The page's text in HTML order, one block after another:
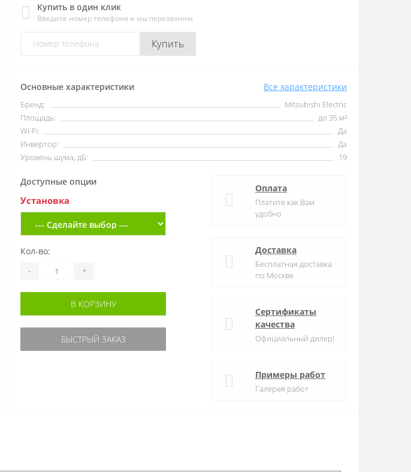
Купить в один клик
Введите номер телефона и мы перезвоним
Купить
Основные характеристики Все характеристики
Бренд:
Mitsubishi Electric
Площадь:
до 35 м²
Wi-Fi:
Да
Инвертор:
Да
Уровень шума, дБ:
19
Доступные опции
Установка
Кол-во:
- +
В КОРЗИНУ
БЫСТРЫЙ ЗАКАЗ
Оплата
Платите как Вам
удобно
Доставка
Бесплатная доставка
по Москве
Сертификаты
качества
Официальный дилер!
Примеры работ
Галерея работ